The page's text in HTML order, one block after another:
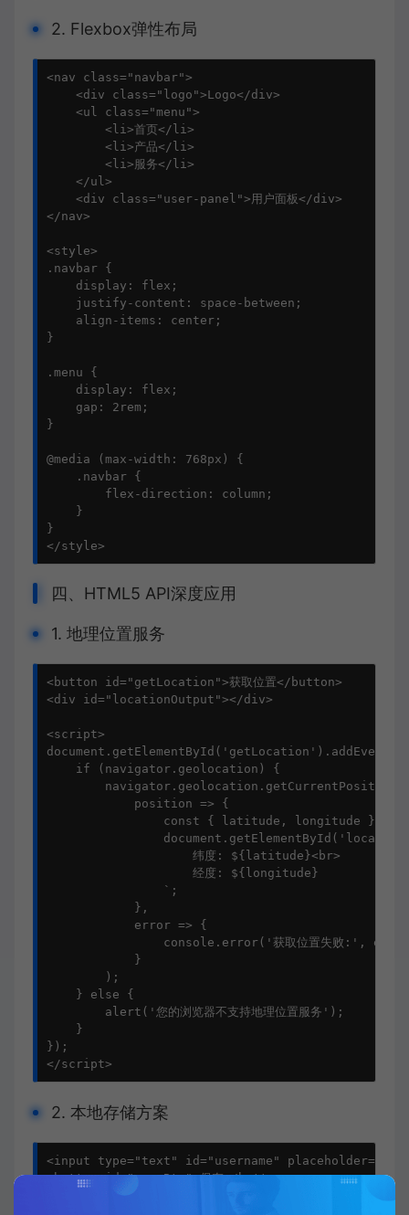
2. Flexbox弹性布局
<nav class="navbar">
    <div class="logo">Logo</div>
    <ul class="menu">
        <li>首页</li>
        <li>产品</li>
        <li>服务</li>
    </ul>
    <div class="user-panel">用户面板</div>
</nav>
<style>
.navbar {
    display: flex;
    justify-content: space-between;
    align-items: center;
}
.menu {
    display: flex;
    gap: 2rem;
}
@media (max-width: 768px) {
    .navbar {
        flex-direction: column;
    }
}
</style>
四、HTML5 API深度应用
1. 地理位置服务
<button id="getLocation">获取位置</button>
<div id="locationOutput"></div>
<script>
    if (navigator.geolocation) {
        navigator.geolocation.getCurrentPosition(
            position => {
const { latitude, longitude } =
                    纬度: ${latitude}<br>
                    经度: ${longitude}
                `;
            },
            error => {
console.error('获取位置失败:',
            }
        );
    } else {
        alert('您的浏览器不支持地理位置服务');
    }
});
</script>
2. 本地存储方案
<input type="text" id="username" placeholder="输入
<button id="saveBtn">保存</button>
<button id="loadBtn">加载</button>